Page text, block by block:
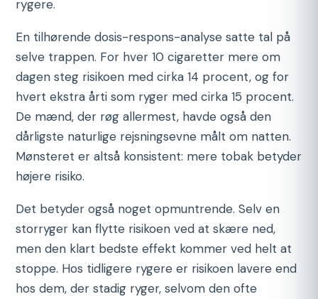
rygere.
En tilhørende dosis-respons-analyse satte tal på
selve trappen. For hver 10 cigaretter mere om
dagen steg risikoen med cirka 14 procent, og for
hvert ekstra årti som ryger med cirka 15 procent.
De mænd, der røg allermest, havde også den
dårligste naturlige rejsningsevne målt om natten.
Mønsteret er altså konsistent: mere tobak betyder
højere risiko.
Det betyder også noget opmuntrende. Selv en
storryger kan flytte risikoen ved at skære ned,
men den klart bedste effekt kommer ved helt at
stoppe. Hos tidligere rygere er risikoen lavere end
hos dem, der stadig ryger, selvom den ofte